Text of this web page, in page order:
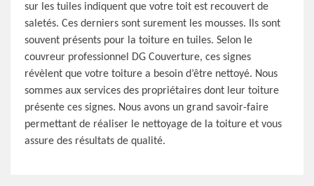
sur les tuiles indiquent que votre toit est recouvert de
saletés. Ces derniers sont surement les mousses. Ils sont
souvent présents pour la toiture en tuiles. Selon le
couvreur professionnel DG Couverture, ces signes
révèlent que votre toiture a besoin d’être nettoyé. Nous
sommes aux services des propriétaires dont leur toiture
présente ces signes. Nous avons un grand savoir-faire
permettant de réaliser le nettoyage de la toiture et vous
assure des résultats de qualité.